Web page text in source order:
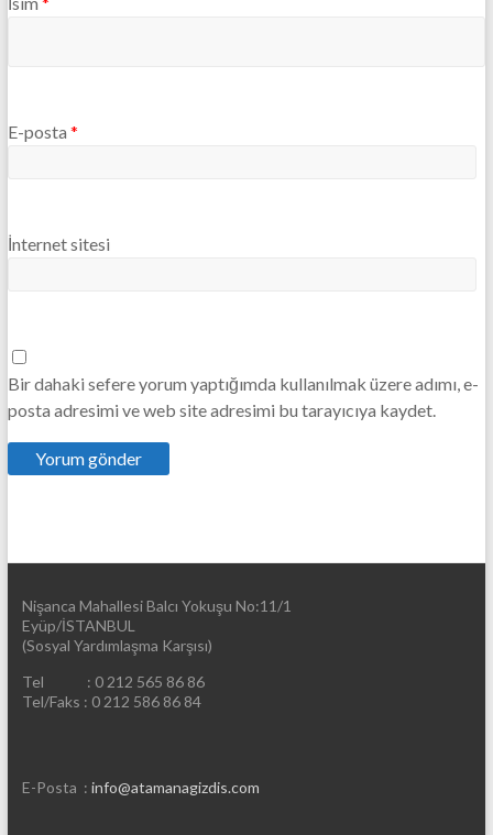
E-posta *
İnternet sitesi
Bir dahaki sefere yorum yaptığımda kullanılmak üzere adımı, e-
posta adresimi ve web site adresimi bu tarayıcıya kaydet.
Nişanca Mahallesi Balcı Yokuşu No:11/1
Eyüp/İSTANBUL
(Sosyal Yardımlaşma Karşısı)
Tel : 0 212 565 86 86
Tel/Faks : 0 212 586 86 84
E-Posta : info@atamanagizdis.com